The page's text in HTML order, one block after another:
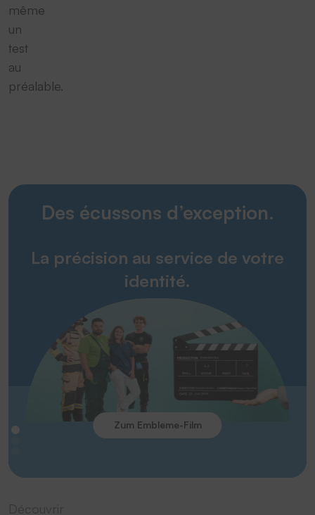
même
un
test
au
préalable.
Des écussons d’exception.
La précision au service de votre
identité.
Zum Embleme-Film